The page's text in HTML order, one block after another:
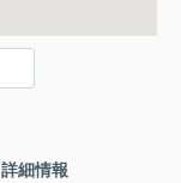
詳細情報